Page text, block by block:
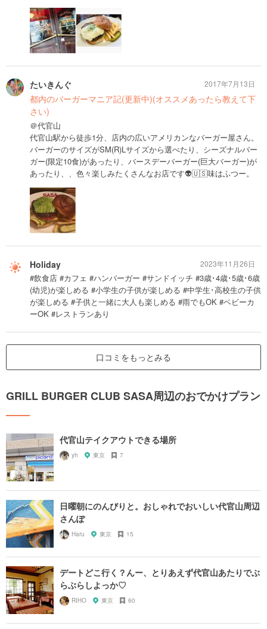
たいきんぐ
都内のバーガーマニア記(更新中)(オススメあったら教えて下
さい)
＠代官山
代官山駅から徒歩1分、店内の広いアメリカンなバーガー屋さん。
バーガーのサイズがSM(R)Lサイズから選べたり、シーズナルバー
ガー(限定10食)があったり、バースデーバーガー(巨大バーガー)が
あったり、、色々楽しみたくさんなお店です👽🇺🇸味はふつー。
2017年7月13日
Holiday
#飲食店 #カフェ #ハンバーガー #サンドイッチ #3歳･4歳･5歳･6歳
(幼児)が楽しめる #小学生の子供が楽しめる #中学生･高校生の子供
が楽しめる #子供と一緒に大人も楽しめる #雨でもOK #ベビーカ
ーOK #レストランあり
2023年11月26日
口コミをもっとみる
GRILL BURGER CLUB SASA周辺のおでかけプラン
代官山テイクアウトできる場所
yh 東京 7
日曜朝にのんびりと。おしゃれでおいしい代官山周辺
さんぽ
Haru 東京 15
デートどこ行く？んー、とりあえず代官山あたりでぶ
らぶらしよっか♡
RIHO 東京 60